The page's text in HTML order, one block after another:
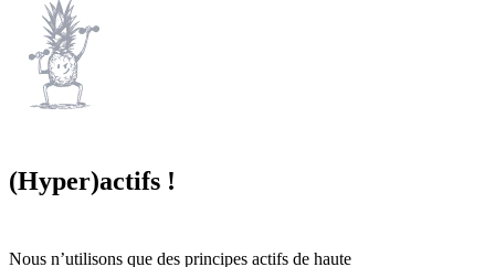
(Hyper)actifs !
Nous n’utilisons que des principes actifs de haute